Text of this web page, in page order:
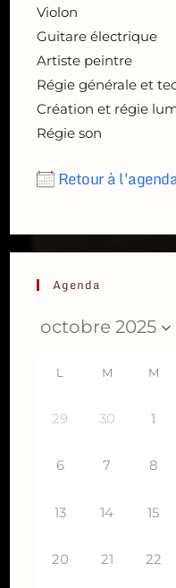
Violon
Guitare électrique
Artiste peintre
Régie générale et
Création et régie
Régie son
Retour à
Agenda
L M M
29 30 1
6 7 8
13 14 15
20 21 22